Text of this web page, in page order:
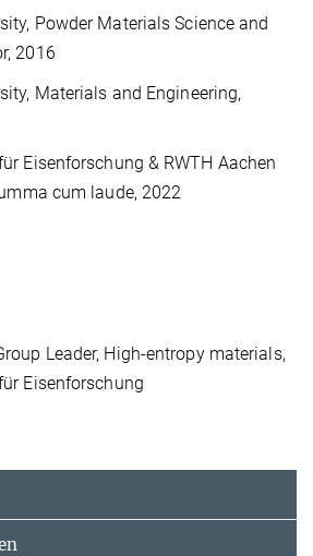
Powder Materials Science and
2016
Materials and Engineering,
Eisenforschung & RWTH Aachen
cum laude, 2022
Leader, High-entropy materials,
Eisenforschung